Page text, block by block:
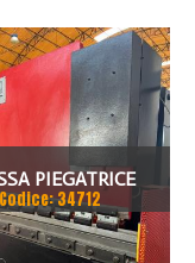
PIEGATRICE
6 ASSI 3000 X 100
Codice: 34712